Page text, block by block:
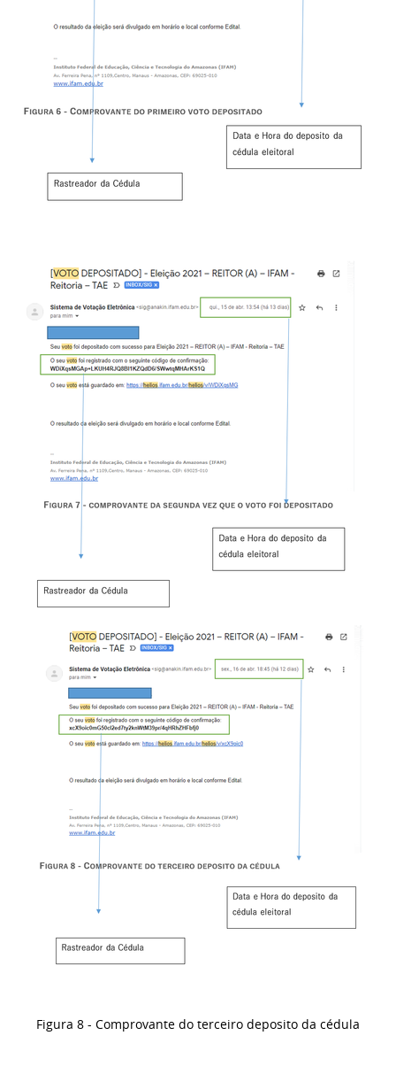
Figura 8 - Comprovante do terceiro deposito da cédula